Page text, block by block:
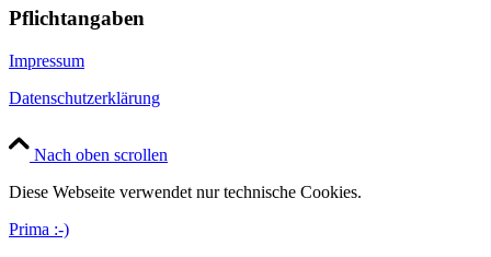
Pflichtangaben
Impressum
Datenschutzerklärung
Nach oben scrollen
Diese Webseite verwendet nur technische Cookies.
Prima :-)